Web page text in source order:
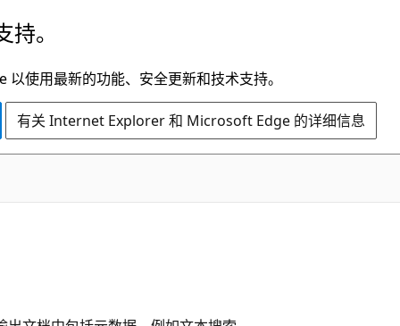
。
使用最新的功能、安全更新和技术支持。
有关 Internet Explorer 和 Microsoft Edge 的详细信息